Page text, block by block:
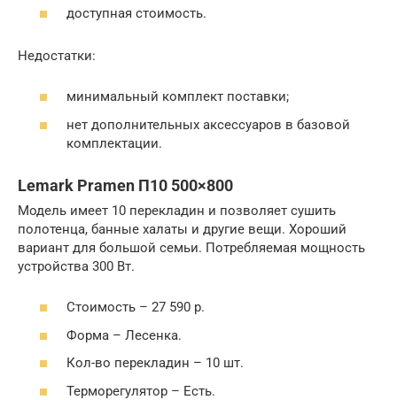
доступная стоимость.
Недостатки:
минимальный комплект поставки;
нет дополнительных аксессуаров в базовой
комплектации.
Lemark Pramen П10 500×800
Модель имеет 10 перекладин и позволяет сушить
полотенца, банные халаты и другие вещи. Хороший
вариант для большой семьи. Потребляемая мощность
устройства 300 Вт.
Стоимость – 27 590 р.
Форма – Лесенка.
Кол-во перекладин – 10 шт.
Терморегулятор – Есть.